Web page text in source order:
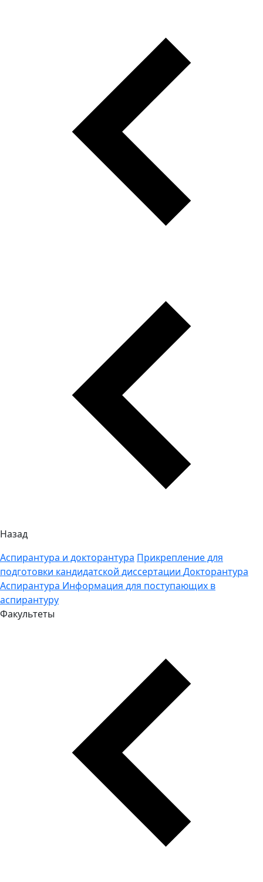
Назад
Аспирантура и докторантура Прикрепление для
подготовки кандидатской диссертации Докторантура
Аспирантура Информация для поступающих в
аспирантуру
Факультеты